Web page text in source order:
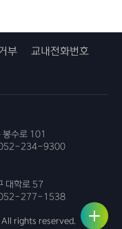
사용자
서비스
링크서
비스
부 교내전화번호
수로 101
234-9300
대학로 57
277-1538
All rights reserved.